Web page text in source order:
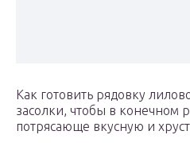
Как готовить рядовку
засолки, чтобы в конечном
потрясающе вкусную и